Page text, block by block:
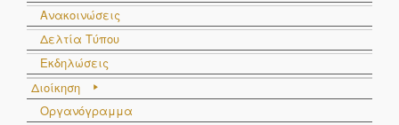
Ανακοινώσεις
Δελτία Τύπου
Εκδηλώσεις
Διοίκηση
Οργανόγραμμα